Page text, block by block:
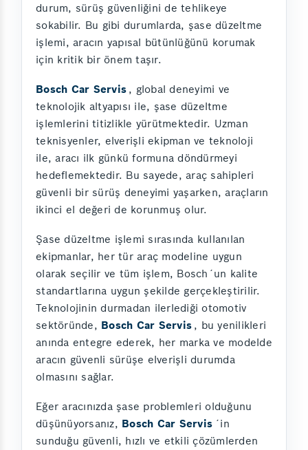
durum, sürüş güvenliğini de tehlikeye
sokabilir. Bu gibi durumlarda, şase düzeltme
işlemi, aracın yapısal bütünlüğünü korumak
için kritik bir önem taşır.
Bosch Car Servis , global deneyimi ve
teknolojik altyapısı ile, şase düzeltme
işlemlerini titizlikle yürütmektedir. Uzman
teknisyenler, elverişli ekipman ve teknoloji
ile, aracı ilk günkü formuna döndürmeyi
hedeflemektedir. Bu sayede, araç sahipleri
güvenli bir sürüş deneyimi yaşarken, araçların
ikinci el değeri de korunmuş olur.
Şase düzeltme işlemi sırasında kullanılan
ekipmanlar, her tür araç modeline uygun
olarak seçilir ve tüm işlem, Bosch´un kalite
standartlarına uygun şekilde gerçekleştirilir.
Teknolojinin durmadan ilerlediği otomotiv
sektöründe, Bosch Car Servis , bu yenilikleri
anında entegre ederek, her marka ve modelde
aracın güvenli sürüşe elverişli durumda
olmasını sağlar.
Eğer aracınızda şase problemleri olduğunu
düşünüyorsanız, Bosch Car Servis ´in
sunduğu güvenli, hızlı ve etkili çözümlerden